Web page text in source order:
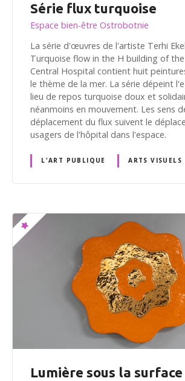
Série flux turquoise
Espace bien-être Ostrobotnie
La série d'œuvres de l'artiste Terhi
Turquoise flow in the H building of the
Central Hospital contient huit
le thème de la mer. La série dépeint
lieu de repos turquoise doux et
néanmoins en mouvement. Les sens
déplacement du flux suivent le
usagers de l'hôpital dans l'espace.
L'ART PUBLIQUE ARTS VISUELS
Lumière sous la surface